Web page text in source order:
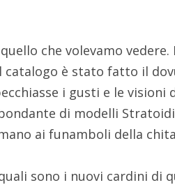
che volevamo vedere.
catalogo è stato fatto il
i gusti e le visioni
di modelli
ai funamboli della
sono i nuovi cardini di